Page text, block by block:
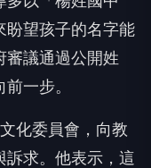
盼望孩子的名字能
審議通過公開姓
一步。
化委員會，向教
訴求。他表示，這